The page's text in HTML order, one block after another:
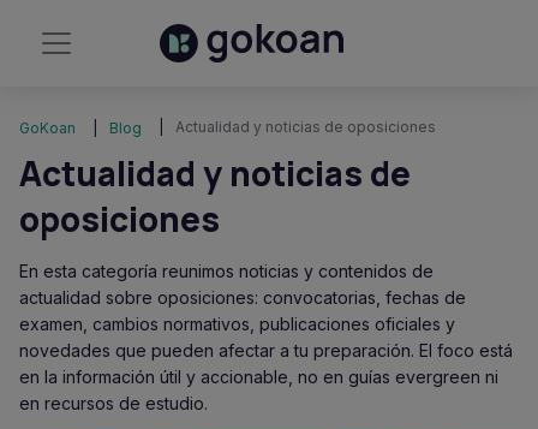
GoKoan Blog Actualidad y noticias de oposiciones
Actualidad y noticias de
oposiciones
En esta categoría reunimos noticias y contenidos de
actualidad sobre oposiciones: convocatorias, fechas de
examen, cambios normativos, publicaciones oficiales y
novedades que pueden afectar a tu preparación. El foco está
en la información útil y accionable, no en guías evergreen ni
en recursos de estudio.